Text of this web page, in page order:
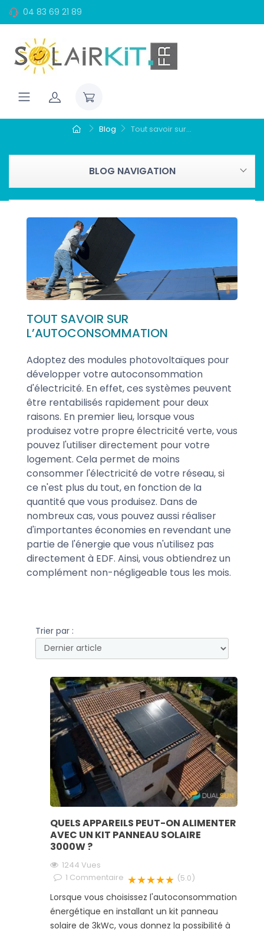
04 83 69 21 89
Blog Tout savoir sur...
BLOG NAVIGATION
TOUT SAVOIR SUR
L’AUTOCONSOMMATION
Adoptez des modules photovoltaïques pour
développer votre autoconsommation
d'électricité. En effet, ces systèmes peuvent
être rentabilisés rapidement pour deux
raisons. En premier lieu, lorsque vous
produisez votre propre électricité verte, vous
pouvez l'utiliser directement pour votre
logement. Cela permet de moins
consommer l'électricité de votre réseau, si
ce n'est plus du tout, en fonction de la
quantité que vous produisez. Dans de
nombreux cas, vous pouvez aussi réaliser
d'importantes économies en revendant une
partie de l'énergie que vous n'utilisez pas
directement à EDF. Ainsi, vous obtiendrez un
complément non-négligeable tous les mois.
Trier par :
QUELS APPAREILS PEUT-ON ALIMENTER
AVEC UN KIT PANNEAU SOLAIRE
3000W ?
1244 Vues
1 Commentaire ★★★★★ (5.0)
Lorsque vous choisissez l'autoconsommation
énergétique en installant un kit panneau
solaire de 3kWc, vous donnez la possibilité à